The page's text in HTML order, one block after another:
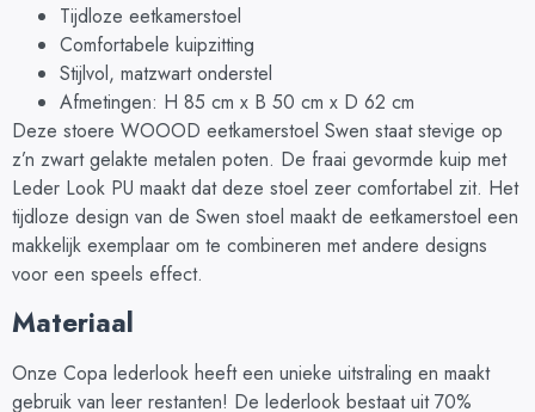
Tijdloze eetkamerstoel
Comfortabele kuipzitting
Stijlvol, matzwart onderstel
Afmetingen: H 85 cm x B 50 cm x D 62 cm
Deze stoere WOOOD eetkamerstoel Swen staat stevige op
z’n zwart gelakte metalen poten. De fraai gevormde kuip met
Leder Look PU maakt dat deze stoel zeer comfortabel zit. Het
tijdloze design van de Swen stoel maakt de eetkamerstoel een
makkelijk exemplaar om te combineren met andere designs
voor een speels effect.
Materiaal
Onze Copa lederlook heeft een unieke uitstraling en maakt
gebruik van leer restanten! De lederlook bestaat uit 70%